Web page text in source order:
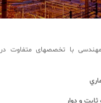
با تخصصهای متفاوت در
و دوار